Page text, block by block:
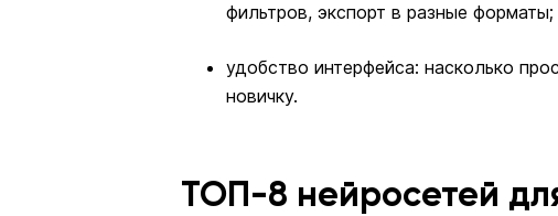
фильтров, экспорт в разные форматы;
удобство интерфейса: насколько
новичку.
ТОП-8 нейросетей